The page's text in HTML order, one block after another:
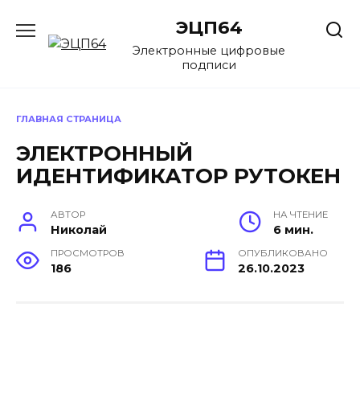
содержанию
ЭЦП64
Электронные цифровые
подписи
ГЛАВНАЯ СТРАНИЦА
ЭЛЕКТРОННЫЙ
ИДЕНТИФИКАТОР РУТОКЕН
АВТОР
Николай
НА ЧТЕНИЕ
6 мин.
ПРОСМОТРОВ
186
ОПУБЛИКОВАНО
26.10.2023